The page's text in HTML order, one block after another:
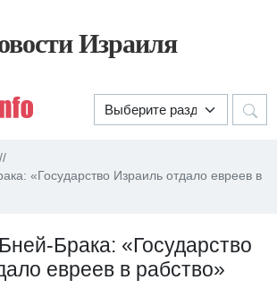
Израиля
«Государство Израиль отдало евреев в
Брака: «Государство
евреев в рабство»